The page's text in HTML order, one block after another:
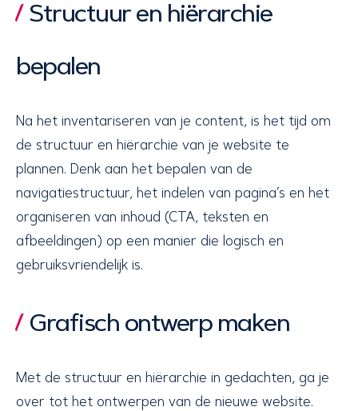
Structuur en hiërarchie
bepalen
Na het inventariseren van je content, is het tijd om
de structuur en hiërarchie van je website te
plannen. Denk aan het bepalen van de
navigatiestructuur, het indelen van pagina’s en het
organiseren van inhoud (CTA, teksten en
afbeeldingen) op een manier die logisch en
gebruiksvriendelijk is.
Grafisch ontwerp maken
Met de structuur en hiërarchie in gedachten, ga je
over tot het ontwerpen van de nieuwe website.